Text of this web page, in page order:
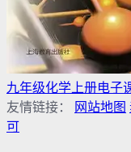
九年级化学上册电子
友情链接：
网站地图
可